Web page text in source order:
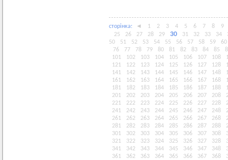
сторiнка: ◄ 1 2 3 4 5 6 7 8
9
25
26 27 28 29 30 31 32 33 34
50
51 52 53 54 55 56 57 58 59
60
76
77 78 79 80 81 82 83 84 85
101
102 103 104 105 106 107 108
121
122 123 124 125 126 127 128
141
142 143 144 145 146 147 148
161
162 163 164 165 166 167 168
181
182 183 184 185 186 187 188
201
202 203 204 205 206 207 208
221
222 223 224 225 226 227 228
241
242 243 244 245 246 247 248
261
262 263 264 265 266 267 268
281
282 283 284 285 286 287 288
301
302 303 304 305 306 307 308
321
322 323 324 325 326 327 328
341
342 343 344 345 346 347 348
361
362 363 364 365 366 367 368